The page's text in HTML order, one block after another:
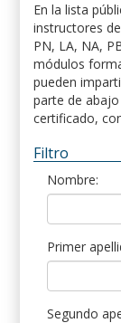
En la lista
instructores
PN, LA, NA,
módulos
pueden
parte de
certificado,
Filtro
Nombre:
Primer
Segundo